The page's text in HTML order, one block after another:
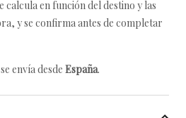
calcula en función del destino y las
y se confirma antes de completar
envía desde España.